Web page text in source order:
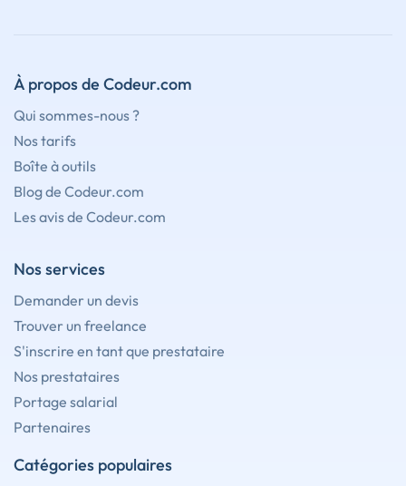
À propos de Codeur.com
Qui sommes-nous ?
Nos tarifs
Boîte à outils
Blog de Codeur.com
Les avis de Codeur.com
Nos services
Demander un devis
Trouver un freelance
S'inscrire en tant que prestataire
Nos prestataires
Portage salarial
Partenaires
Catégories populaires